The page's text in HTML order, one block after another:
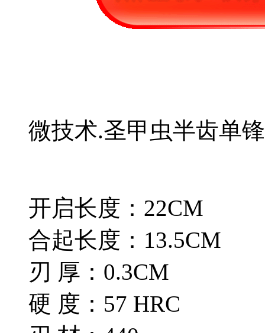
微技术.圣甲虫半齿单
开启长度：22CM
合起长度：13.5CM
刃 厚：0.3CM
硬 度：57 HRC